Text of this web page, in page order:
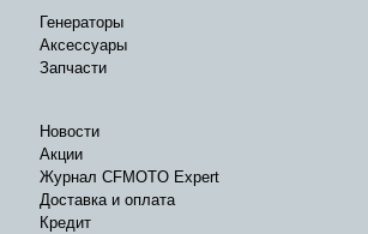
Генераторы
Аксессуары
Запчасти
Новости
Акции
Журнал CFMOTO Expert
Доставка и оплата
Кредит